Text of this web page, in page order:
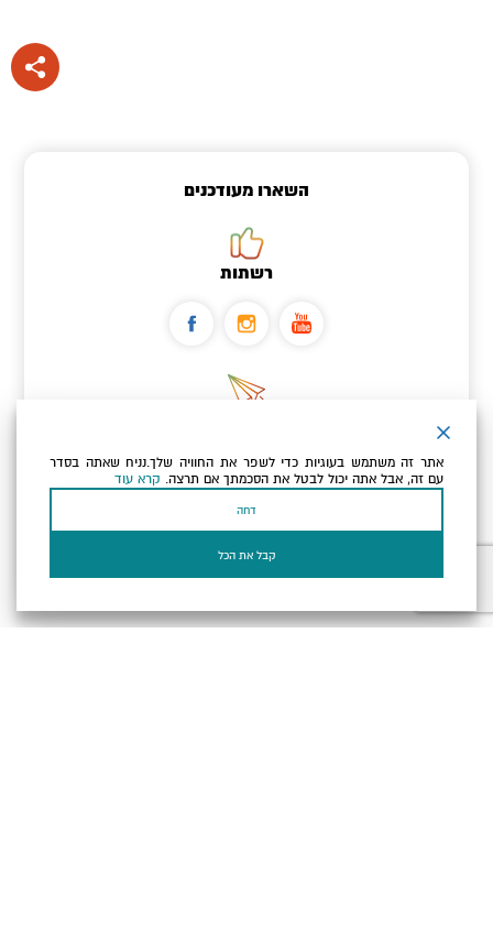
השארו מעודכנים
רשתות
כתובת הדוא"ל שלך
אני מאשר/ת שקראתי ומסכים/הלמדיניות הפרטיות ולמדיניות
אתר זה משתמש בעוגיות כדי לשפר את החוויה שלך.נניח שאתה בסדר
עם זה, אבל אתה יכול לבטל את הסכמתך אם תרצה. קרא עוד
דחה
קבל את הכל